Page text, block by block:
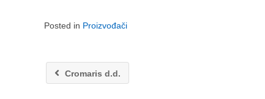
Posted in Proizvođači
Cromaris d.d.